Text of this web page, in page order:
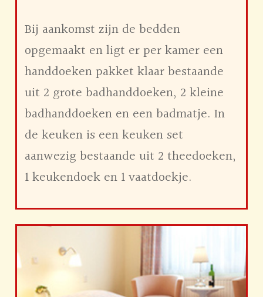
Bij aankomst zijn de bedden
opgemaakt en ligt er per kamer een
handdoeken pakket klaar bestaande
uit 2 grote badhanddoeken, 2 kleine
badhanddoeken en een badmatje. In
de keuken is een keuken set
aanwezig bestaande uit 2 theedoeken,
1 keukendoek en 1 vaatdoekje.